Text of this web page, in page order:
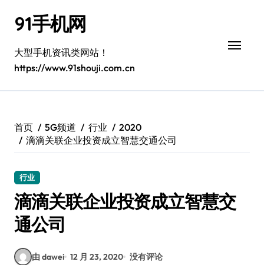
91手机网
大型手机资讯类网站！
https://www.91shouji.com.cn
首页 5G频道 行业
2020
滴滴关联企业投资成立智慧交通公司
行业
滴滴关联企业投资成立智慧交
通公司
由 dawei 12 月 23, 2020 没有评论